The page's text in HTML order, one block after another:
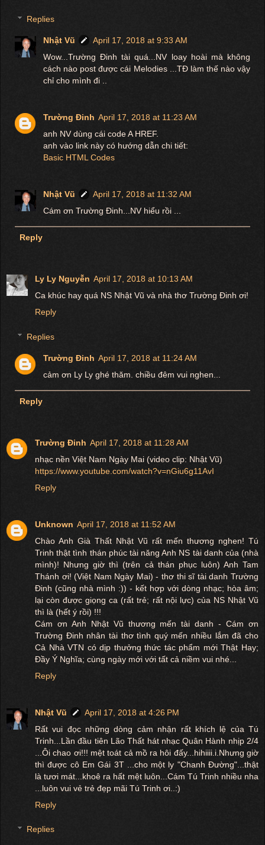
Replies
Nhật Vũ
April 17, 2018 at 9:33 AM
Wow...Trường Đinh tài quá...NV loay hoài mà không
cách nào post được cái Melodies ...TĐ làm thế nào vậy
chỉ cho mình đi ..
Trường Đinh April 17, 2018 at 11:23 AM
anh NV dùng cái code A HREF.
anh vào link này có hướng dẫn chi tiết:
Basic HTML Codes
Nhật Vũ
April 17, 2018 at 11:32 AM
Cám ơn Trường Đinh...NV hiểu rồi ...
Reply
Ly Ly Nguyễn April 17, 2018 at 10:13 AM
Ca khúc hay quá NS Nhật Vũ và nhà thơ Trường Đinh ơi!
Reply
Replies
Trường Đinh April 17, 2018 at 11:24 AM
cảm ơn Ly Ly ghé thăm. chiều đêm vui nghen...
Reply
Trường Đinh April 17, 2018 at 11:28 AM
nhạc nền Việt Nam Ngày Mai (video clip: Nhật Vũ)
https://www.youtube.com/watch?v=nGiu6g11AvI
Reply
Unknown April 17, 2018 at 11:52 AM
Chào Anh Già Thất Nhật Vũ rất mến thương nghen! Tú
Trinh thật tình thán phúc tài năng Anh NS tài danh của (nhà
mình)! Nhưng giờ thì (trên cả thán phục luôn) Anh Tam
Thánh ơi! (Việt Nam Ngày Mai) - thơ thi sĩ tài danh Trường
Đinh (cũng nhà mình :)) - kết hợp với dòng nhạc; hòa âm;
lại còn được giọng ca (rất trẻ; rất nội lực) của NS Nhật Vũ
thì là (hết ý rồi) !!!
Cám ơn Anh Nhật Vũ thương mến tài danh - Cám ơn
Trường Đinh nhân tài thơ tình quý mến nhiều lắm đã cho
Cả Nhà VTN có dịp thưởng thức tác phẩm mới Thật Hay;
Đầy Ý Nghĩa; cùng ngày mới với tất cả niềm vui nhé...
Reply
Nhật Vũ
April 17, 2018 at 4:26 PM
Rất vui đọc những dòng cảm nhận rất khích lệ của Tú
Trinh...Lần đầu tiên Lão Thất hát nhạc Quân Hành nhịp 2/4
...Ôi chao ơi!!! mệt toát cả mồ ra hôi đấy...hihiiii.i.Nhưng giờ
thì được cô Em Gái 3T ...cho một ly "Chanh Đường"...thật
là tươi mát...khoê ra hất mệt luôn...Cám Tú Trinh nhiều nha
...luôn vui vẻ trẻ đẹp mãi Tú Trinh ơi..:)
Reply
Replies